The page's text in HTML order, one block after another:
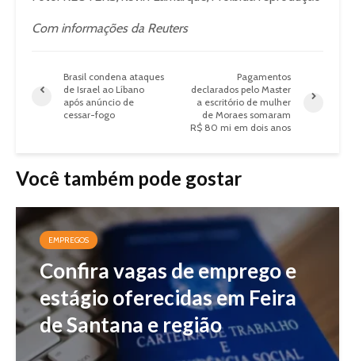
Com informações da Reuters
Brasil condena ataques
de Israel ao Líbano
após anúncio de
cessar-fogo
Pagamentos
declarados pelo Master
a escritório de mulher
de Moraes somaram
R$ 80 mi em dois anos
Você também pode gostar
EMPREGOS
Confira vagas de emprego e
estágio oferecidas em Feira
de Santana e região